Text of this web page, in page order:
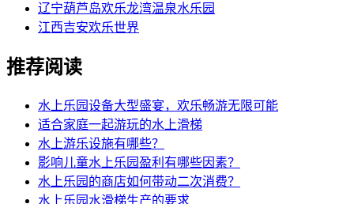
辽宁葫芦岛欢乐龙湾温泉水乐园
江西吉安欢乐世界
推荐阅读
水上乐园设备大型盛宴，欢乐畅游无限可能
适合家庭一起游玩的水上滑梯
水上游乐设施有哪些？
影响儿童水上乐园盈利有哪些因素？
水上乐园的商店如何带动二次消费？
水上乐园水滑梯生产的要求